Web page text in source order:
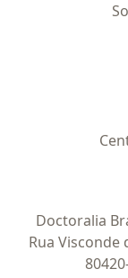
Doctoralia
Rua Visconde